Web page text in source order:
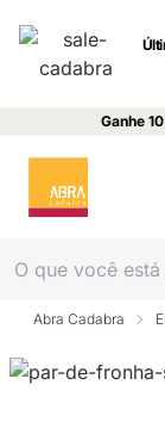
Ganhe
Abra Cadabra